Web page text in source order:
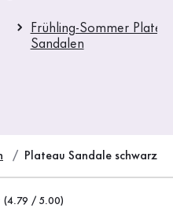
Frühling-Sommer
Sandalen
Plateau Sandale schwarz
(4.79 / 5.00)